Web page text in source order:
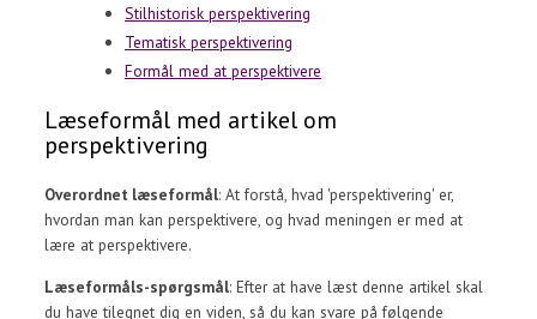
Stilhistorisk perspektivering
Tematisk perspektivering
Formål med at perspektivere
Læseformål med artikel om
perspektivering
Overordnet læseformål: At forstå, hvad 'perspektivering' er,
hvordan man kan perspektivere, og hvad meningen er med at
lære at perspektivere.
Læseformåls-spørgsmål: Efter at have læst denne artikel skal
du have tilegnet dig en viden, så du kan svare på følgende